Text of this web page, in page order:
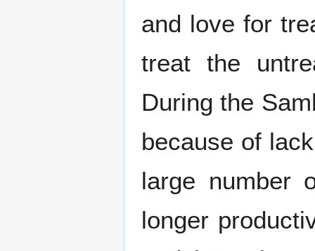
and love for
treat the
During the
because of
large number
longer